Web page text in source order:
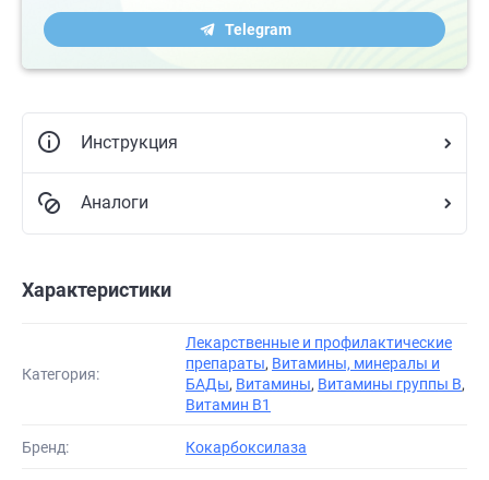
Telegram
Инструкция
Аналоги
Характеристики
Категория:
Лекарственные и профилактические
препараты, Витамины, минералы и
БАДы, Витамины, Витамины группы В,
Витамин B1
Бренд: Кокарбоксилаза